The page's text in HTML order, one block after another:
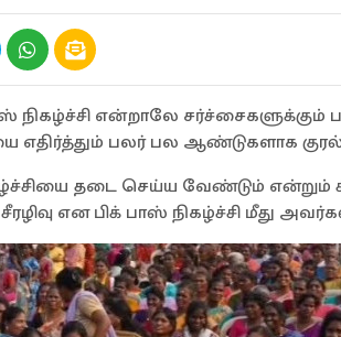
நிகழ்ச்சி என்றாலே
எதிர்த்தும் பலர் பல ஆண்டுகளாக
தடை செய்ய வேண்டும் என்றும்
என பிக் பாஸ் நிகழ்ச்சி மீது